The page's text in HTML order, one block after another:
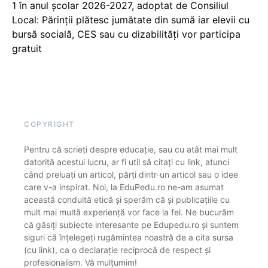
1 în anul școlar 2026-2027, adoptat de Consiliul
Local: Părinții plătesc jumătate din sumă iar elevii cu
bursă socială, CES sau cu dizabilităţi vor participa
gratuit
COPYRIGHT
Pentru că scrieți despre educație, sau cu atât mai mult
datorită acestui lucru, ar fi util să citați cu link, atunci
când preluați un articol, părți dintr-un articol sau o idee
care v-a inspirat. Noi, la EduPedu.ro ne-am asumat
această conduită etică și sperăm că și publicațiile cu
mult mai multă experiență vor face la fel. Ne bucurăm
că găsiți subiecte interesante pe Edupedu.ro și suntem
siguri că înțelegeți rugămintea noastră de a cita sursa
(cu link), ca o declarație reciprocă de respect și
profesionalism. Vă mulțumim!